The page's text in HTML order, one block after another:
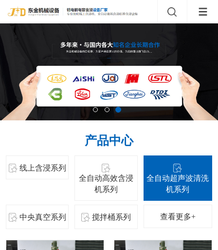
产品中心
线上含浸系列
全自动高效含浸
机系列
全自动超声波清洗
机系列
中央真空系列 搅拌桶系列 查看更多+